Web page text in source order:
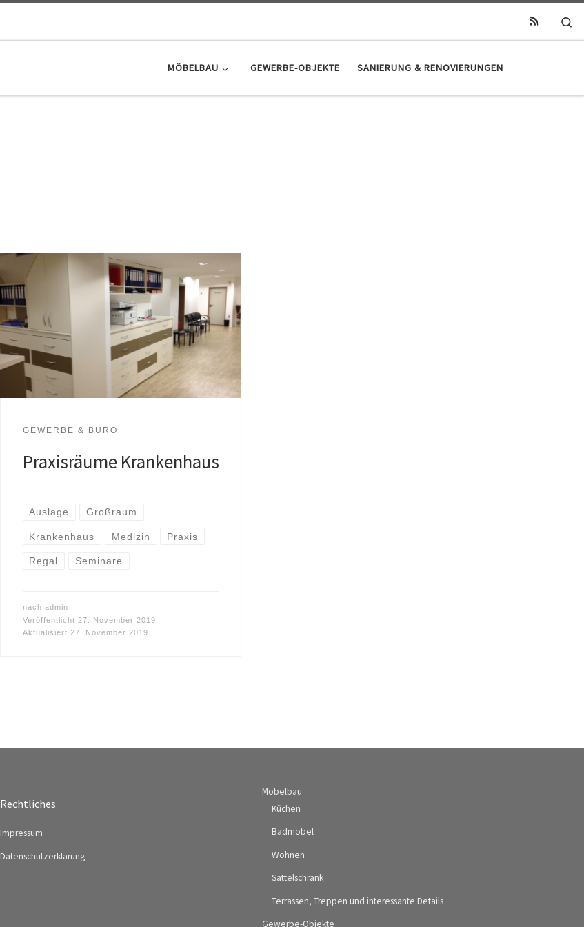
MÖBELBAU GEWERBE-OBJEKTE SANIERUNG & RENOVIERUNGEN
GEWERBE & BÜRO
Praxisräume Krankenhaus
Auslage Großraum
Krankenhaus Medizin Praxis
Regal Seminare
nach admin
Veröffentlicht 27. November 2019
Aktualisiert 27. November 2019
Rechtliches
Impressum
Datenschutzerklärung
Möbelbau
Küchen
Badmöbel
Wohnen
Sattelschrank
Terrassen, Treppen und interessante Details
Gewerbe-Objekte